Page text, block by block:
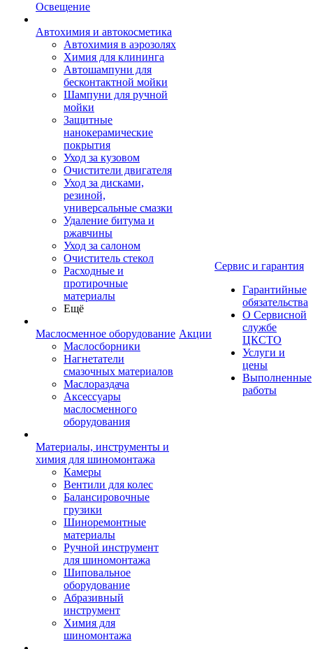
Освещение
Автохимия и автокосметика
Автохимия в аэрозолях
Химия для клининга
Автошампуни для
бесконтактной мойки
Шампуни для ручной
мойки
Защитные
нанокерамические
покрытия
Уход за кузовом
Очистители двигателя
Уход за дисками,
резиной,
универсальные смазки
Удаление битума и
ржавчины
Уход за салоном
Очиститель стекол
Расходные и
протирочные
материалы
Ещё
Маслосменное оборудование
Маслосборники
Нагнетатели
смазочных материалов
Маслораздача
Аксессуары
маслосменного
оборудования
Материалы, инструменты и
химия для шиномонтажа
Камеры
Вентили для колес
Балансировочные
грузики
Шиноремонтные
материалы
Ручной инструмент
для шиномонтажа
Шиповальное
оборудование
Абразивный
инструмент
Химия для
шиномонтажа
Акции
Сервис и гарантия
Гарантийные
обязательства
О Сервисной
службе
ЦКСТО
Услуги и
цены
Выполненные
работы